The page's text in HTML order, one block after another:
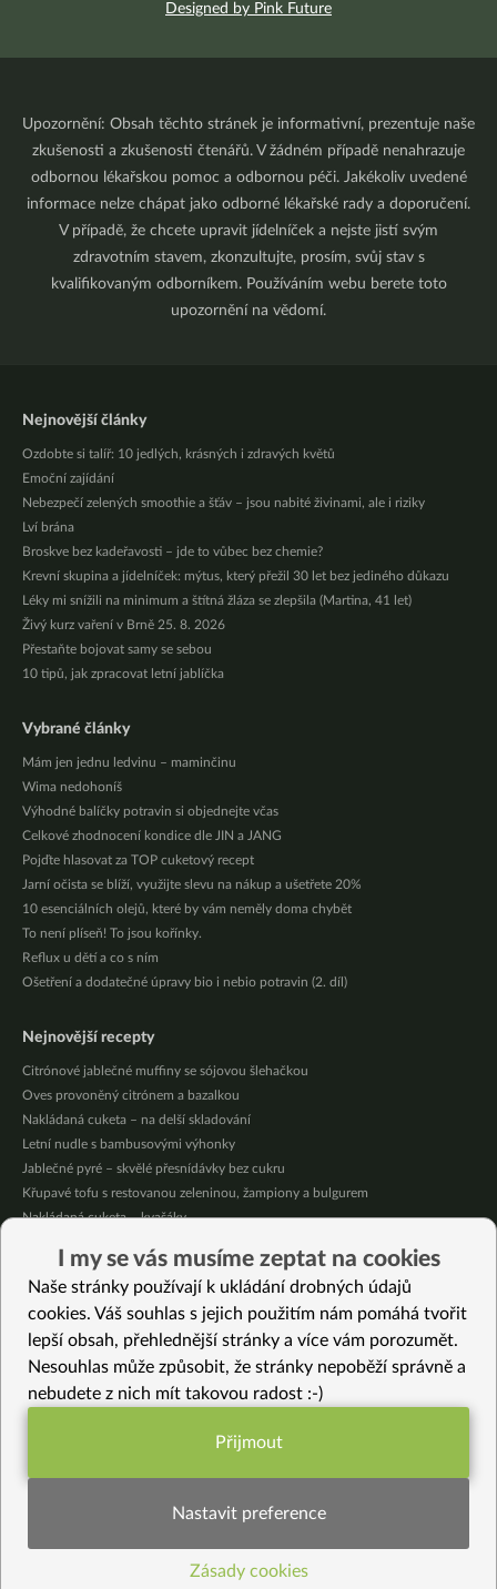
Designed by Pink Future
Upozornění: Obsah těchto stránek je informativní, prezentuje naše
zkušenosti a zkušenosti čtenářů. V žádném případě nenahrazuje
odbornou lékařskou pomoc a odbornou péči. Jakékoliv uvedené
informace nelze chápat jako odborné lékařské rady a doporučení.
V případě, že chcete upravit jídelníček a nejste jistí svým
zdravotním stavem, zkonzultujte, prosím, svůj stav s
kvalifikovaným odborníkem. Používáním webu berete toto
upozornění na vědomí.
Nejnovější články
Ozdobte si talíř: 10 jedlých, krásných i zdravých květů
Emoční zajídání
Nebezpečí zelených smoothie a šťáv – jsou nabité živinami, ale i riziky
Lví brána
Broskve bez kadeřavosti – jde to vůbec bez chemie?
Krevní skupina a jídelníček: mýtus, který přežil 30 let bez jediného důkazu
Léky mi snížili na minimum a štítná žláza se zlepšila (Martina, 41 let)
Živý kurz vaření v Brně 25. 8. 2026
Přestaňte bojovat samy se sebou
10 tipů, jak zpracovat letní jablíčka
Vybrané články
Mám jen jednu ledvinu – maminčinu
Wima nedohoníš
Výhodné balíčky potravin si objednejte včas
Celkové zhodnocení kondice dle JIN a JANG
Pojďte hlasovat za TOP cuketový recept
Jarní očista se blíží, využijte slevu na nákup a ušetřete 20%
10 esenciálních olejů, které by vám neměly doma chybět
To není plíseň! To jsou kořínky.
Reflux u dětí a co s ním
Ošetření a dodatečné úpravy bio i nebio potravin (2. díl)
Nejnovější recepty
Citrónové jablečné muffiny se sójovou šlehačkou
Oves provoněný citrónem a bazalkou
Nakládaná cuketa – na delší skladování
Letní nudle s bambusovými výhonky
Jablečné pyré – skvělé přesnídávky bez cukru
Křupavé tofu s restovanou zeleninou, žampiony a bulgurem
Nakládaná cuketa – kvašáky
Osvěžující kuskus
Osvěžující čaj s citronovými bylinkami
Vybrané recepty
Dýňové máslo (bez laktózy)
Ovocný krém s vanilkou a jedlými květy
Studentská směs v čokoládě
Domácí plněný celozrnný pita chléb
Dahi Baingan – vrstvený kořeněný lilek
I my se vás musíme zeptat na cookies
Naše stránky používají k ukládání drobných údajů
cookies. Váš souhlas s jejich použitím nám pomáhá tvořit
lepší obsah, přehlednější stránky a více vám porozumět.
Nesouhlas může způsobit, že stránky nepoběží správně a
nebudete z nich mít takovou radost :-)
Funkční nastavení potřebujeme (vždy
Statistiky pro lepší obsah
Přijmout
Nastavit preference
Zásady cookies